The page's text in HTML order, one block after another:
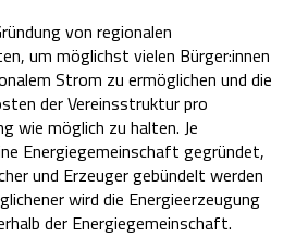
von regionalen
um möglichst vielen Bürger:innen
Strom zu ermöglichen und die
der Vereinsstruktur pro
wie möglich zu halten. Je
Energiegemeinschaft gegründet,
und Erzeuger gebündelt werden
wird die Energieerzeugung
der Energiegemeinschaft.